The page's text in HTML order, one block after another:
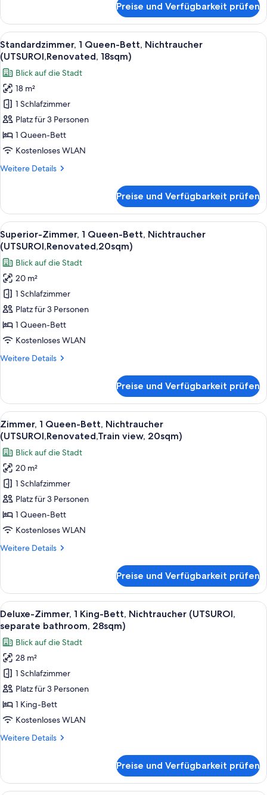
20sqm)
anzeigen
Zimmer,
Queen-
Bett,
Nichtraucher
(UTSUROI,Renovated,No
View,
20sqm)
Preise und Verfügbarkeit prüfen
Alle
Fotos
für
Standardzimmer,
1
Queen-
Bett,
Nichtraucher
(UTSUROI,Renovated,
anzeigen
Ein Hotelzimmer mit einem großen
6
Standardzimmer, 1 Queen-Bett, Nichtraucher
(UTSUROI,Renovated, 18sqm)
Blick auf die Stadt
18 m²
1 Schlafzimmer
Platz für 3 Personen
1 Queen-Bett
Kostenloses WLAN
Weitere Details
Weitere
1
Queen-
Bett,
Nichtraucher
(UTSUROI,Renovated,
18sqm)
Preise und Verfügbarkeit prüfen
Alle
Fotos
für
Superior-
Zimmer,
Queen-
Bett,
Nichtraucher
anzeigen
Ein Hotelzimmer mit einem großen
5
Superior-Zimmer, 1 Queen-Bett, Nichtraucher
(UTSUROI,Renovated,20sqm)
Blick auf die Stadt
20 m²
1 Schlafzimmer
Platz für 3 Personen
1 Queen-Bett
Kostenloses WLAN
Weitere Details
Weitere
Zimmer,
Queen-
Bett,
Nichtraucher
(UTSUROI,Renovated,20sqm)
Preise und Verfügbarkeit prüfen
Alle
Fotos
für
Zimmer,
1
Queen-
Bett,
Nichtraucher
(UTSUROI,Renovated,Train
20sqm)
Ein Hotelzimmer mit einem großen
5
Zimmer, 1 Queen-Bett, Nichtraucher
(UTSUROI,Renovated,Train view, 20sqm)
Blick auf die Stadt
20 m²
1 Schlafzimmer
Platz für 3 Personen
1 Queen-Bett
Kostenloses WLAN
Weitere Details
Weitere
1
Queen-
Bett,
Nichtraucher
(UTSUROI,Renovated,Train
view,
20sqm)
Preise und Verfügbarkeit prüfen
Alle
Fotos
für
Deluxe-
Zimmer,
1 King-
Bett,
Nichtraucher
(UTSUROI,
bathroom,
Ein Hotelzimmer mit einem großen
4
Deluxe-Zimmer, 1 King-Bett, Nichtraucher (UTSUROI,
separate bathroom, 28sqm)
Blick auf die Stadt
28 m²
1 Schlafzimmer
Platz für 3 Personen
1 King-Bett
Kostenloses WLAN
Weitere Details
Weitere
Zimmer,
1 King-
Preise und Verfügbarkeit prüfen